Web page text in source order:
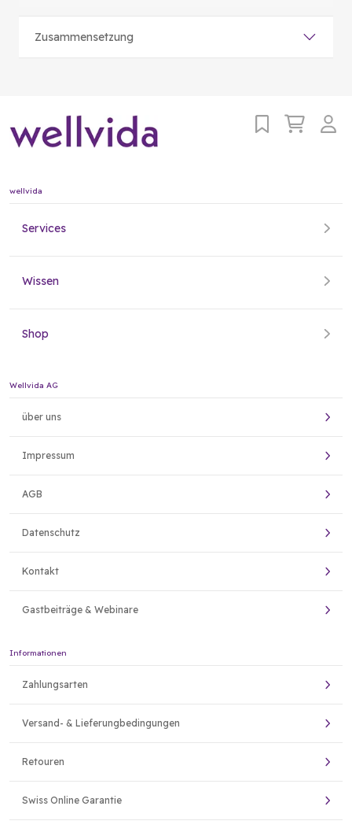
Zusammensetzung
wellvida
Services
Wissen
Shop
Wellvida AG
über uns
Impressum
AGB
Datenschutz
Kontakt
Gastbeiträge & Webinare
Informationen
Zahlungsarten
Versand- & Lieferungbedingungen
Retouren
Swiss Online Garantie